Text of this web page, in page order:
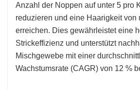
Anzahl der Noppen auf unter 5 pro
reduzieren und eine Haarigkeit von
erreichen. Dies gewährleistet eine
Strickeffizienz und unterstützt
Mischgewebe mit einer
Wachstumsrate (CAGR) von 12 %